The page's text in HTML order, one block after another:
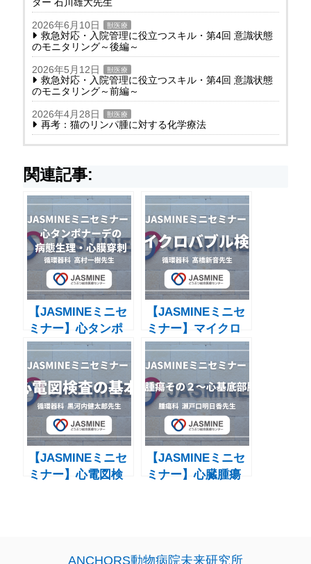
ター 石川雄大先生
2026年6月10日 獣医療
救急対応・入院管理に役立つスキル・第4回 意識状態
のモニタリング～後編～
2026年5月12日 獣医療
救急対応・入院管理に役立つスキル・第4回 意識状態
のモニタリング～前編～
2026年4月28日 獣医療
再考：猫のリンパ腫に対する化学療法
関連記事:
【JASMINEミニセ
ミナー】⼼タンポ
ナーデの病態⽣
理・⼼膜穿刺
【JASMINEミニセ
ミナー】マイクロ
バブル検査
【JASMINEミニセ
ミナー】心電図検
【JASMINEミニセ
ミナー】心臓腫瘍
ANCHORS動物病院未来研究所